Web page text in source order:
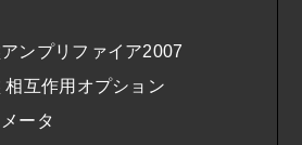
ンプリファイア2007
互作用オプション
ータ